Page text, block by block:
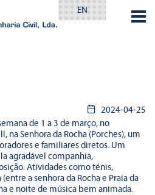
EN
2024-04-25
de 1 a 3 de março, no
Senhora da Rocha (Porches), um
e familiares diretos. Um
agradável companhia,
Atividades como ténis,
a senhora da Rocha e Praia da
e noite de música bem animada.